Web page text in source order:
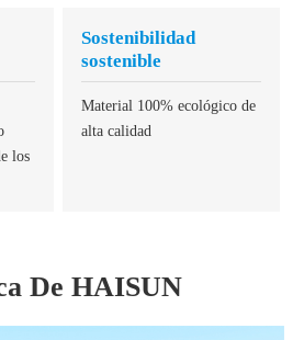
los
Sostenibilidad
sostenible
Material 100% ecológico de
alta calidad
De HAISUN